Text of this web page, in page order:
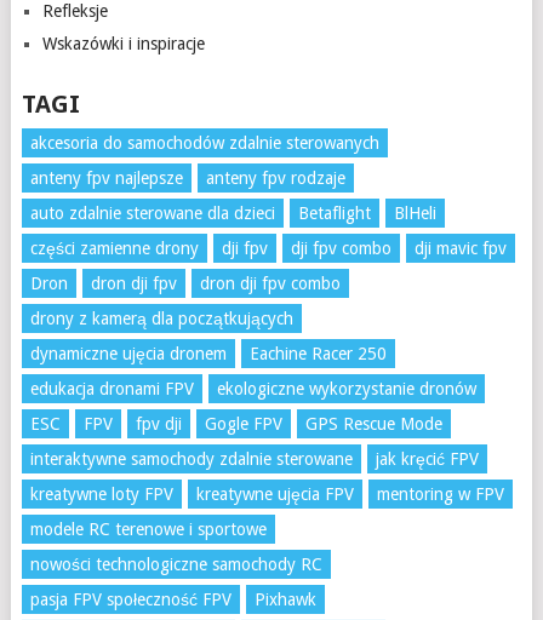
Refleksje
Wskazówki i inspiracje
TAGI
akcesoria do samochodów zdalnie sterowanych
anteny fpv najlepsze
anteny fpv rodzaje
auto zdalnie sterowane dla dzieci
Betaflight
BlHeli
części zamienne drony
dji fpv dji fpv combo
dji mavic fpv
Dron
dron dji fpv
dron dji fpv combo
drony z kamerą dla początkujących
dynamiczne ujęcia dronem
Eachine Racer 250
edukacja dronami FPV
ekologiczne wykorzystanie dronów
ESC
FPV fpv dji Gogle FPV
GPS Rescue Mode
interaktywne samochody zdalnie sterowane
jak kręcić FPV
kreatywne loty FPV
kreatywne ujęcia FPV
mentoring w FPV
modele RC terenowe i sportowe
nowości technologiczne samochody RC
pasja FPV społeczność FPV
Pixhawk